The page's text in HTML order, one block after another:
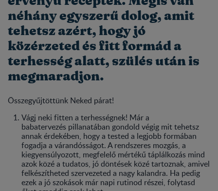
néhány egyszerű dolog, amit
tehetsz azért, hogy jó
közérzeted és fitt formád a
terhesség alatt, szülés után is
megmaradjon.
Összegyűjtöttünk Neked párat!
Vágj neki fitten a terhességnek! Már a
babatervezés pillanatában gondold végig mit tehetsz
annak érdekében, hogy a tested a legjobb formában
fogadja a várandósságot. A rendszeres mozgás, a
kiegyensúlyozott, megfelelő mértékű táplálkozás mind
azok közé a tudatos, jó döntések közé tartoznak, amivel
felkészítheted szervezeted a nagy kalandra. Ha pedig
ezek a jó szokások már napi rutinod részei, folytasd